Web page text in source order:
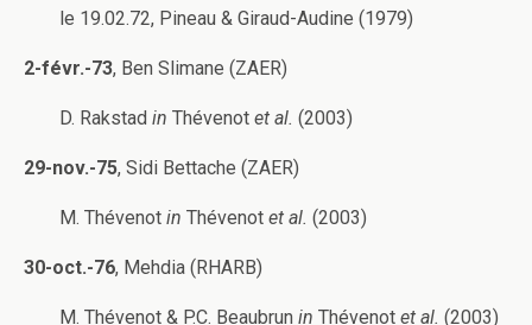
le 19.02.72, Pineau & Giraud-Audine (1979)
2-févr.-73, Ben Slimane (ZAER)
D. Rakstad in Thévenot et al. (2003)
29-nov.-75, Sidi Bettache (ZAER)
M. Thévenot in Thévenot et al. (2003)
30-oct.-76, Mehdia (RHARB)
M. Thévenot & P.C. Beaubrun in Thévenot et al. (2003)